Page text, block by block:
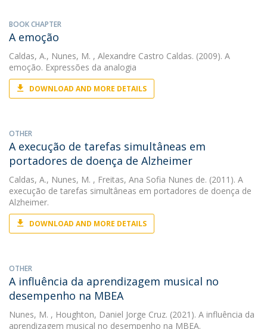
BOOK CHAPTER
A emoção
Caldas, A., Nunes, M. , Alexandre Castro Caldas. (2009). A
emoção. Expressões da analogia
DOWNLOAD AND MORE DETAILS
OTHER
A execução de tarefas simultâneas em
portadores de doença de Alzheimer
Caldas, A., Nunes, M. , Freitas, Ana Sofia Nunes de. (2011). A
execução de tarefas simultâneas em portadores de doença de
Alzheimer.
DOWNLOAD AND MORE DETAILS
OTHER
A influência da aprendizagem musical no
desempenho na MBEA
Nunes, M. , Houghton, Daniel Jorge Cruz. (2021). A influência da
aprendizagem musical no desempenho na MBEA.